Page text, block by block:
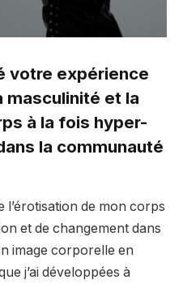
votre expérience
masculinité et la
à la fois hyper-
la communauté
l’érotisation de mon corps
et de changement dans
image corporelle en
j’ai développées à